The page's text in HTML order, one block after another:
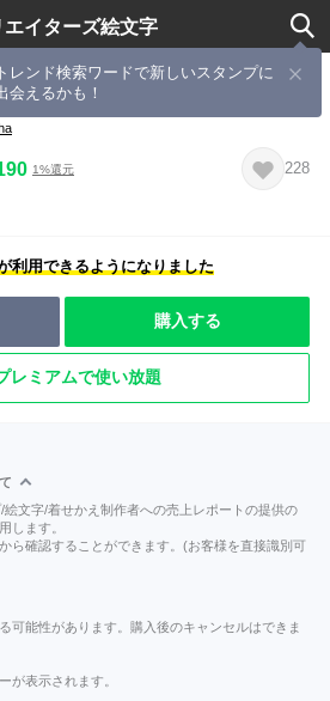
エイターズ絵文字
トレンド検索ワードで新しいスタンプに
会えるかも！ミミイカ絵文字
1%還元 228
利用できるようになりました
購入する
レミアムで使い放題
文字/着せかえ制作者への売上レポートの提供の
します。
ら確認することができます。(お客様を直接識別可
可能性があります。購入後のキャンセルはできま
が表示されます。